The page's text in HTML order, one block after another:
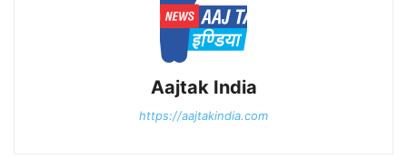
Aajtak India
https://aajtakindia.com